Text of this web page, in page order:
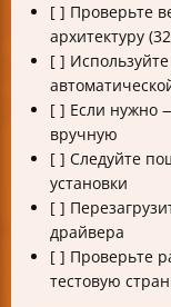
[ ] Проверьте
архитектуру
[ ]
[ ] Если нужно
вручную
[ ] Следуйте
установки
[ ]
драйвера
[ ] Проверьте
тестовую